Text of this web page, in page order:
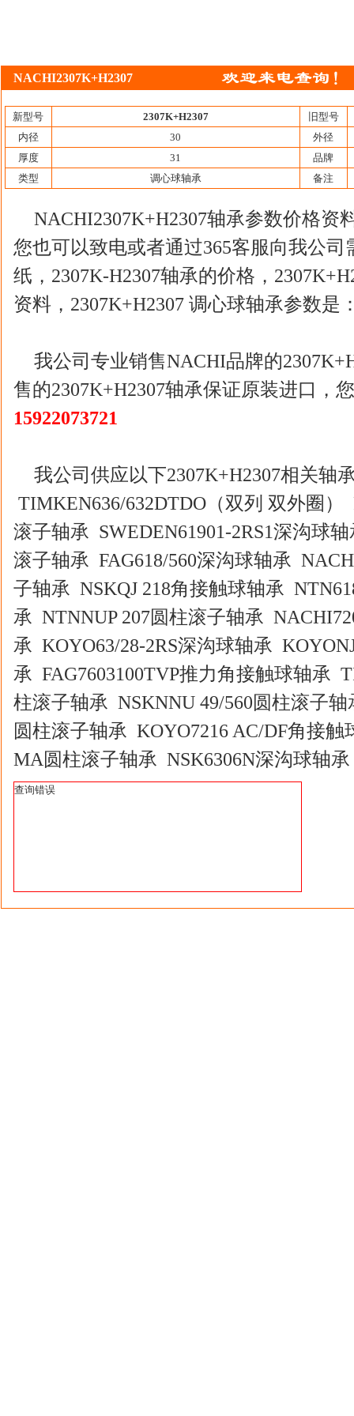
NACHI2307K+H2307
新型号 2307K+H2307
旧型号
内径
30
外径
厚度
31
品牌
类型
调心球轴承 备注
NACHI2307K+H2307轴承参数价格资
您也可以致电或者通过365客服向我公司
纸，2307K-H2307轴承的价格，
资料，2307K+H2307 调心球轴承参数是
我公司专业销售NACHI品牌的
售的2307K+H2307轴承保证原装进口，
15922073721
我公司供应以下2307K+H2307相关轴
TIMKEN636/632DTDO（双列 双外圈）
滚子轴承 SWEDEN61901-2RS1深沟球
滚子轴承 FAG618/560深沟球轴承
子轴承 NSKQJ 218角接触球轴承
承 NTNNUP 207圆柱滚子轴承
承 KOYO63/28-2RS深沟球轴承
承 FAG7603100TVP推力角接触球轴承
柱滚子轴承 NSKNNU 49/560圆柱滚子轴
圆柱滚子轴承 KOYO7216 AC/DF角接触
MA圆柱滚子轴承 NSK6306N深沟球轴
查询错误